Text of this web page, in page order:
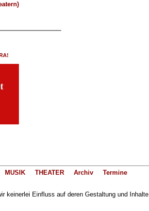
MUSIK THEATER Archiv
Termine
keinerlei Einfluss auf deren Gestaltung und Inhalte